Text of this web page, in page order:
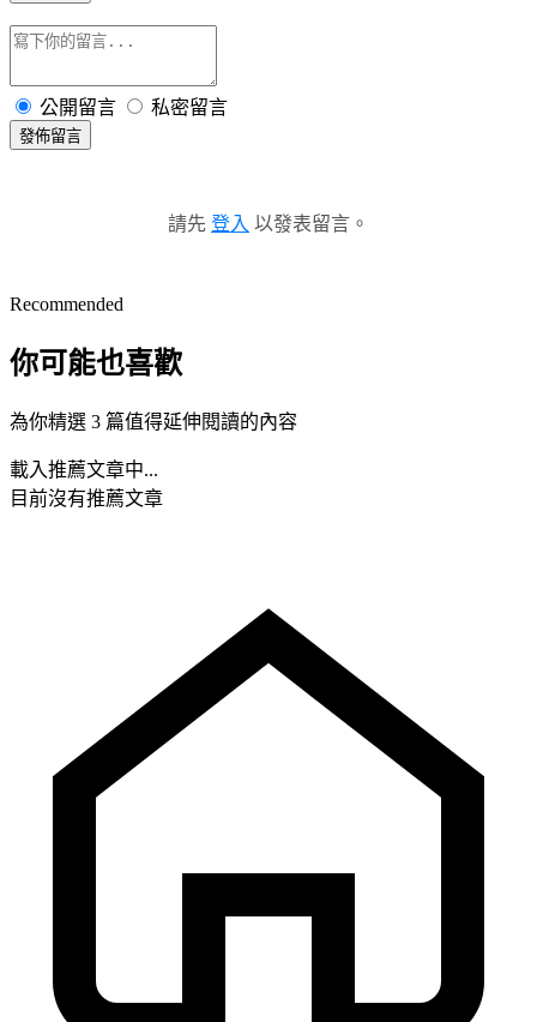
公開留言 私密留言
發佈留言
請先 登入 以發表留言。
Recommended
你可能也喜歡
為你精選 3 篇值得延伸閱讀的內容
載入推薦文章中...
目前沒有推薦文章